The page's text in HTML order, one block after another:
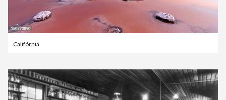
Califórnia